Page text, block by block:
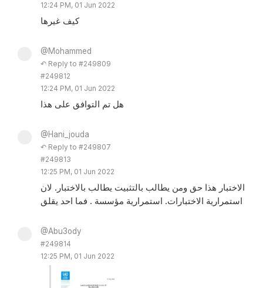
12:24 PM, 01 Jun 2022
كيف غيرها
@Mohammed
↶ Reply to #249809
#249812
12:24 PM, 01 Jun 2022
هل تم التوافق على هذا
@Hani_jouda
↶ Reply to #249807
#249813
12:25 PM, 01 Jun 2022
الاختبار هذا حق ومن يطالب بالتثبيت يطالب بالاختبار. لان
استمرارية الاختبارات. استمرارية مؤسسة . فما احد يقلق
@Abu3ody
#249814
12:25 PM, 01 Jun 2022